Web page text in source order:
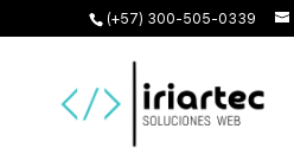
(+57) 300-505-0339